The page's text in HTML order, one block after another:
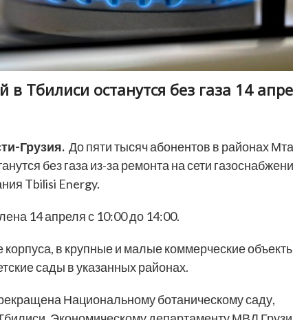
в Тбилиси останутся без газа 14
Грузия. До пяти тысяч абонентов в районах
без газа из-за ремонта на сети
Tbilisi Energy.
14 апреля с 10:00 до 14:00.
корпуса, в крупные и малые коммерческие
сады в указанных районах.
Национальному ботаническому саду,